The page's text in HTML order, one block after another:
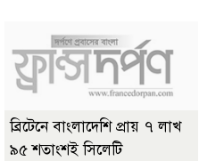
ব্রিটেনে বাংলাদেশি প্রায় ৭ লাখ
৯৫ শতাংশই সিলেটি